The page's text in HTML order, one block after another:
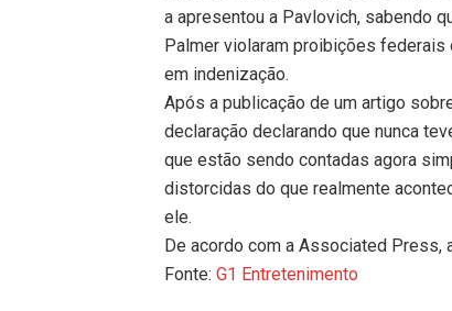
a apresentou a Pavlovich, sabendo
Palmer violaram proibições
em indenização.
Após a publicação de um artigo
declaração declarando que nunca
que estão sendo contadas agora
distorcidas do que realmente
ele.
De acordo com a Associated Press,
Fonte:G1 Entretenimento